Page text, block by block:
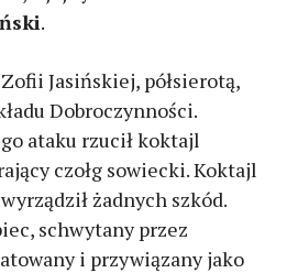
.
Zofii Jasińskiej, półsierotą,
Dobroczynności.
ataku rzucił koktajl
czołg sowiecki. Koktajl
żadnych szkód.
schwytany przez
i przywiązany jako